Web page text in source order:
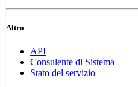
Altro
API
Consulente di Sistema
Stato del servizio